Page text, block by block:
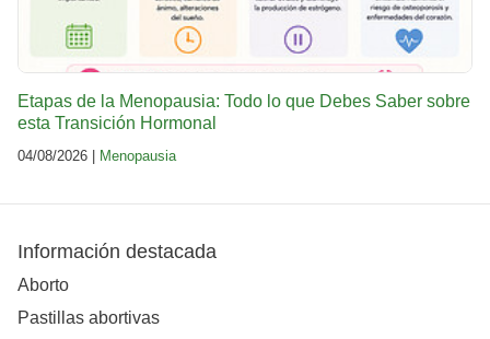
Etapas de la Menopausia: Todo lo que Debes Saber sobre
esta Transición Hormonal
04/08/2026 | Menopausia
Información destacada
Aborto
Pastillas abortivas